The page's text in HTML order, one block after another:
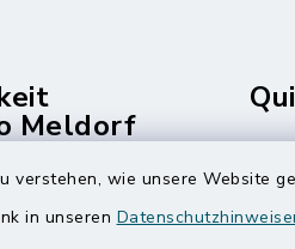
verstehen, wie unsere Website
in unseren
Meldorf